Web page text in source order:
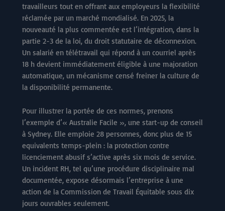
travailleurs tout en offrant aux employeurs la flexibilité
réclamée par un marché mondialisé. En 2025, la
nouveauté la plus commentée est l’intégration, dans la
partie 2-3 de la loi, du droit statutaire de déconnexion.
Un salarié en télétravail qui répond à un courriel après
18 h devient immédiatement éligible à une majoration
automatique, un mécanisme censé freiner la culture de
la disponibilité permanente.
Pour illustrer la portée de ces normes, prenons
l’exemple d’« Australie Facile », une start-up de conseil
à Sydney. Elle emploie 28 personnes, donc plus de 15
equivalents temps-plein : la protection contre
licenciement abusif s’active après six mois de service.
Un incident RH, tel qu’une procédure disciplinaire mal
documentée, expose désormais l’entreprise à une
action de la Commission de Travail Équitable sous dix
jours ouvrables seulement.